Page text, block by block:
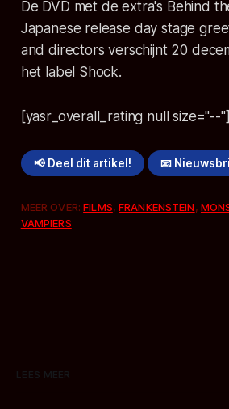
De DVD met de extra's Behind
Japanese release day stage
and directors verschijnt 20
het label Shock.
[yasr_overall_rating null size="--"]
📢 Deel dit artikel! 📧
MEER OVER:FILMS,FRANKENSTEIN,
VAMPIERS
LEES MEER